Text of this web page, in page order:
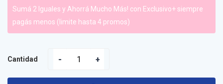
Sumá 2 Iguales y Ahorrá Mucho Más! con Exclusivo+ siempre
pagás menos (limite hasta 4 promos)
Cantidad